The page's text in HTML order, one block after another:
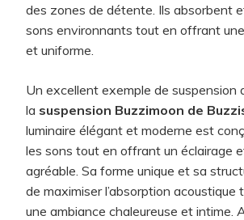
des zones de détente. Ils absorbent
sons environnants tout en offrant
et uniforme.
Un excellent exemple de suspension
la suspension Buzzimoon de
luminaire élégant et moderne est
les sons tout en offrant un éclairage
agréable. Sa forme unique et sa
de maximiser l’absorption acoustique
une ambiance chaleureuse et intime.